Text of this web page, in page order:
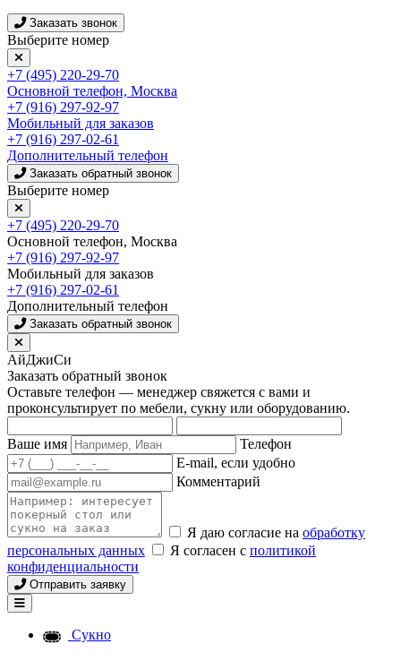
Заказать звонок
Выберите номер
+7 (495) 220-29-70
Основной телефон, Москва
+7 (916) 297-92-97
Мобильный для заказов
+7 (916) 297-02-61
Дополнительный телефон
Заказать обратный звонок
Выберите номер
+7 (495) 220-29-70
Основной телефон, Москва
+7 (916) 297-92-97
Мобильный для заказов
+7 (916) 297-02-61
Дополнительный телефон
Заказать обратный звонок
АйДжиСи
Заказать обратный звонок
Оставьте телефон — менеджер свяжется с вами и
проконсультирует по мебели, сукну или оборудованию.
Ваше имя
Телефон
E-mail, если удобно
Комментарий
Я даю согласие на обработку
персональных данных
Я согласен с политикой
конфиденциальности
Отправить заявку
Сукно